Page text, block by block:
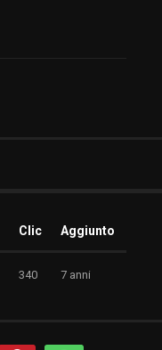
Clic Aggiunto
340 7 anni